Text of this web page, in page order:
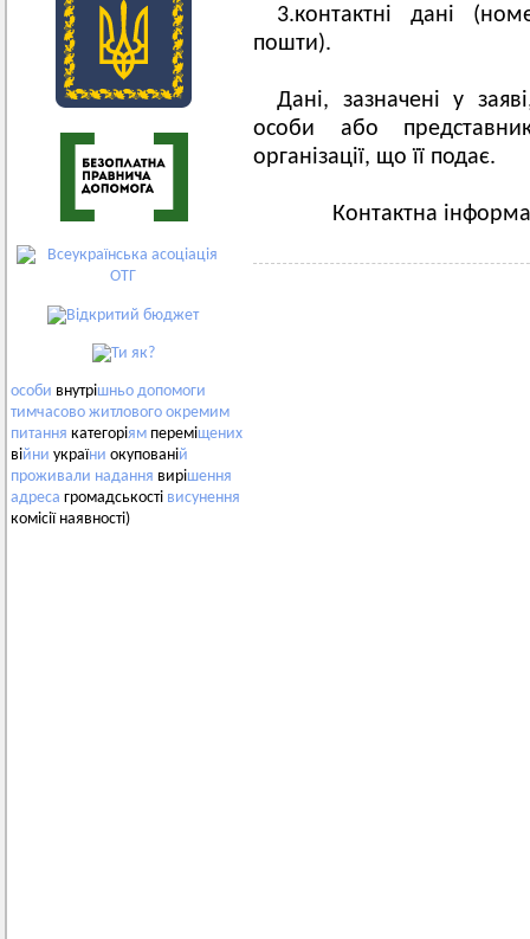
особи внутрішньо допомоги
тимчасово житлового окремим
питання категоріям переміщених
війни україни окупованій
проживали надання вирішення
адреса громадськості висунення
комісії наявності)
3.контактні дані
пошти).
Дані, зазначені у
особи або
організації, що її подає.
Контактна